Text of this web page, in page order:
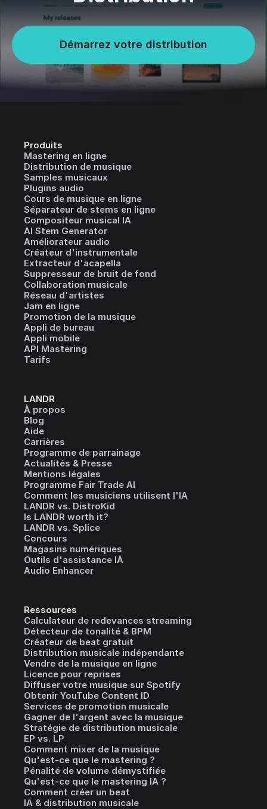
Démarrez votre distribution
Produits
Mastering en ligne
Distribution de musique
Samples musicaux
Plugins audio
Cours de musique en ligne
Séparateur de stems en ligne
Compositeur musical IA
AI Stem Generator
Améliorateur audio
Créateur d'instrumentale
Extracteur d'acapella
Suppresseur de bruit de fond
Collaboration musicale
Réseau d'artistes
Jam en ligne
Promotion de la musique
Appli de bureau
Appli mobile
API Mastering
Tarifs
LANDR
À propos
Blog
Aide
Carrières
Programme de parrainage
Actualités & Presse
Mentions légales
Programme Fair Trade AI
Comment les musiciens utilisent l'IA
LANDR vs. DistroKid
Is LANDR worth it?
LANDR vs. Splice
Concours
Magasins numériques
Outils d'assistance IA
Audio Enhancer
Ressources
Calculateur de redevances streaming
Détecteur de tonalité & BPM
Créateur de beat gratuit
Distribution musicale indépendante
Vendre de la musique en ligne
Licence pour reprises
Diffuser votre musique sur Spotify
Obtenir YouTube Content ID
Services de promotion musicale
Gagner de l'argent avec la musique
Stratégie de distribution musicale
EP vs. LP
Comment mixer de la musique
Qu'est-ce que le mastering ?
Pénalité de volume démystifiée
Qu'est-ce que le mastering IA ?
Comment créer un beat
IA & distribution musicale